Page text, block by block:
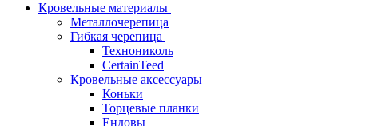
Кровельные материалы
Металлочерепица
Гибкая черепица
Технониколь
CertainTeed
Кровельные аксессуары
Коньки
Торцевые планки
Ендовы